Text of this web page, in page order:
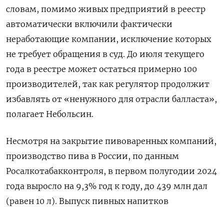
словам, помимо живых предприятий в реестр
автоматически включили фактически
неработающие компании, исключение которых
не требует обращения в суд. До июля текущего
года в реестре может остаться примерно 100
производителей, так как регулятор продолжит
избавлять от «ненужного для отрасли балласта»,
полагает Небольсин.
Несмотря на закрытие пивоваренных компаний,
производство пива в России, по данным
Росалкотабакконтроля, в первом полугодии 2024
года выросло на 9,3% год к году, до 439 млн дал
(равен 10 л). Выпуск пивных напитков